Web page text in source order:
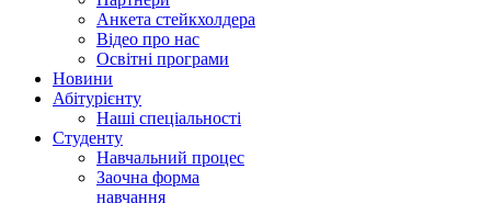
Анкета стейкхолдера
Відео про нас
Освітні програми
Hовини
Абітурієнту
Наші спеціальності
Студенту
Навчальний процес
Заочна форма
навчання